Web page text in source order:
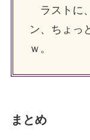
ラストに
ン、ちょっ
ｗ。
まとめ